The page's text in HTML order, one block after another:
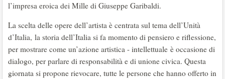
l’impresa eroica dei Mille di Giuseppe Garibaldi.
La scelta delle opere dell’artista è centrata sul tema dell’Unità
d’Italia, la storia dell’Italia si fa momento di pensiero e riflessione,
per mostrare come un’azione artistica - intellettuale è occasione di
dialogo, per parlare di responsabilità e di unione civica. Questa
giornata si propone rievocare, tutte le persone che hanno offerto in